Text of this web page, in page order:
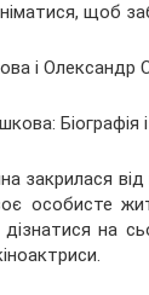
щоб
і Олександр
закрилася
особисте
на